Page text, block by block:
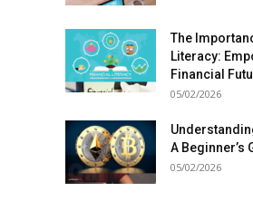
The
Literacy:
Financial
05/02/2026
A Beginner’s
05/02/2026